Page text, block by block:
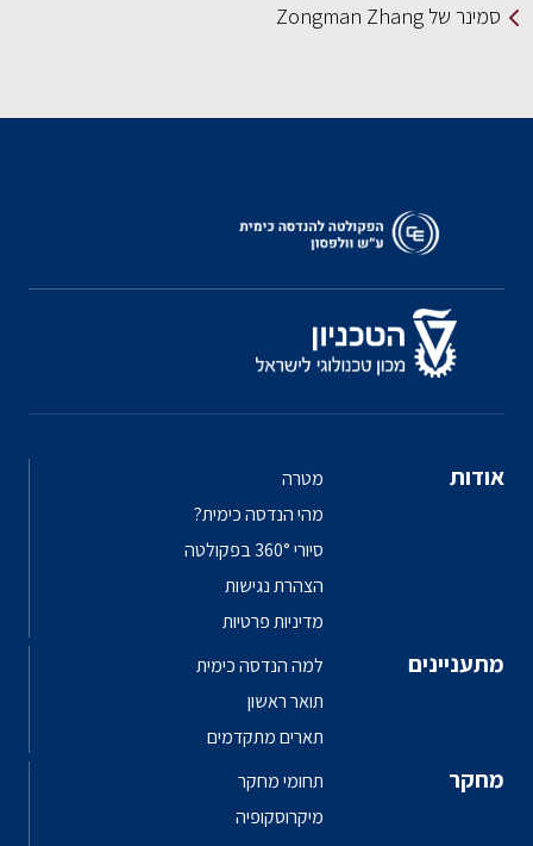
סמינר של Zongman Zhang
אודות
מטרה
מהי הנדסה כימית?
סיורי 360° בפקולטה
הצהרת נגישות
מדיניות פרטיות
מתעניינים
למה הנדסה כימית
תואר ראשון
תארים מתקדמים
מחקר
תחומי מחקר
מיקרוסקופיה